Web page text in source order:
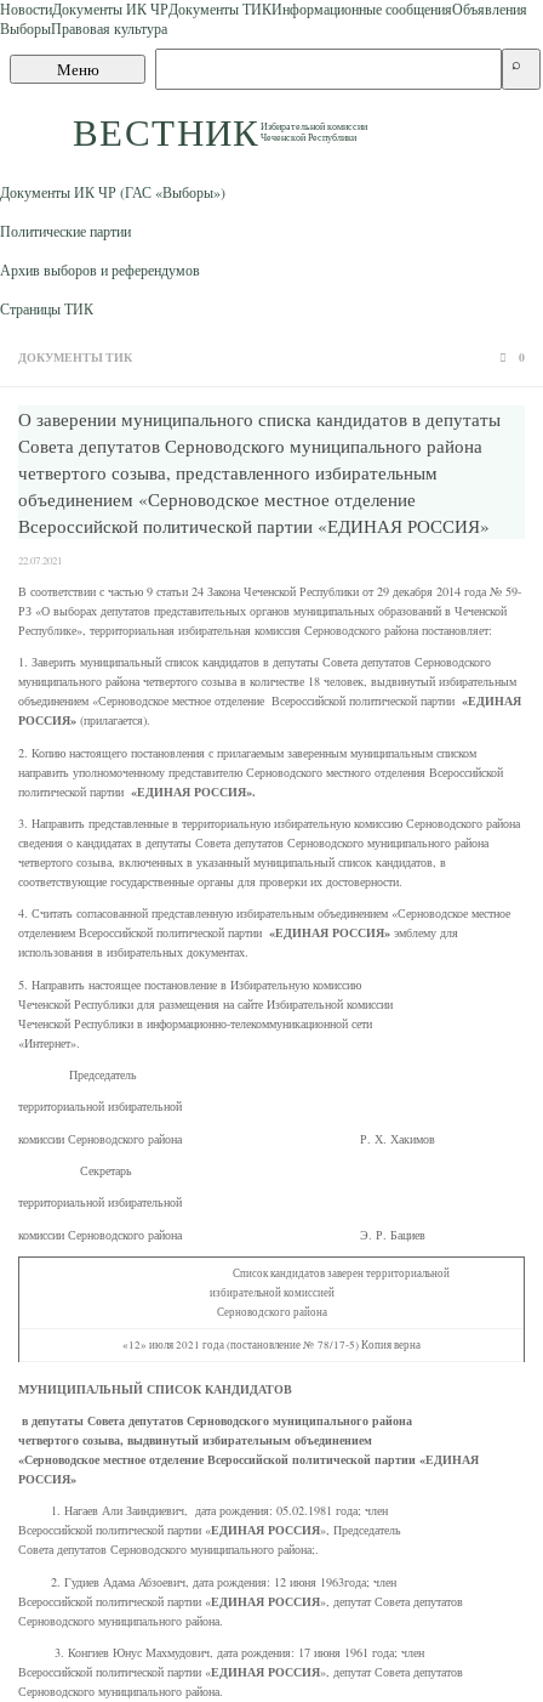
Skip to content
НовостиДокументы ИК ЧРДокументы ТИКИнформационные сообщенияОбъявления
ВыборыПравовая культура
Меню
ВЕСТНИКИзбирательной комиссии
Чеченской Республики
сайту
⌕
Документы ИК ЧР (ГАС «Выборы»)
Политические партии
Архив выборов и референдумов
Страницы ТИК
ДОКУМЕНТЫ ТИК 0
О заверении муниципального списка кандидатов в депутаты
Совета депутатов Серноводского муниципального района
четвертого созыва, представленного избирательным
объединением «Серноводское местное отделение
Всероссийской политической партии «ЕДИНАЯ РОССИЯ»
22.07.2021
В соответствии с частью 9 статьи 24 Закона Чеченской Республики от 29 декабря 2014 года № 59-
РЗ «О выборах депутатов представительных органов муниципальных образований в Чеченской
Республике», территориальная избирательная комиссия Серноводского района постановляет:
1. Заверить муниципальный список кандидатов в депутаты Совета депутатов Серноводского
муниципального района четвертого созыва в количестве 18 человек, выдвинутый избирательным
объединением «Серноводское местное отделение Всероссийской политической партии «ЕДИНАЯ
РОССИЯ» (прилагается).
2. Копию настоящего постановления с прилагаемым заверенным муниципальным списком
направить уполномоченному представителю Серноводского местного отделения Всероссийской
политической партии «ЕДИНАЯ РОССИЯ».
3. Направить представленные в территориальную избирательную комиссию Серноводского района
сведения о кандидатах в депутаты Совета депутатов Серноводского муниципального района
четвертого созыва, включенных в указанный муниципальный список кандидатов, в
соответствующие государственные органы для проверки их достоверности.
4. Считать согласованной представленную избирательным объединением «Серноводское местное
отделением Всероссийской политической партии «ЕДИНАЯ РОССИЯ» эмблему для
использования в избирательных документах.
5. Направить настоящее постановление в Избирательную комиссию
Чеченской Республики для размещения на сайте Избирательной комиссии
Чеченской Республики в информационно-телекоммуникационной сети
«Интернет».
Председатель
территориальной избирательной
комиссии Серноводского района Р. Х. Хакимов
Секретарь
территориальной избирательной
комиссии Серноводского района Э. Р. Бациев
Список кандидатов заверен территориальной
избирательной комиссией
Серноводского района
«12» июля 2021 года (постановление № 78/17-5) Копия верна
МУНИЦИПАЛЬНЫЙ СПИСОК КАНДИДАТОВ
в депутаты Совета депутатов Серноводского муниципального района
четвертого созыва, выдвинутый избирательным объединением
«Серноводское местное отделение Всероссийской политической партии «ЕДИНАЯ
РОССИЯ»
1. Нагаев Али Заиндиевич, дата рождения: 05.02.1981 года; член
Всероссийской политической партии «ЕДИНАЯ РОССИЯ», Председатель
Совета депутатов Серноводского муниципального района;.
2. Гудиев Адама Абзоевич, дата рождения: 12 июня 1963года; член
Всероссийской политической партии «ЕДИНАЯ РОССИЯ», депутат Совета депутатов
Серноводского муниципального района.
3. Конгиев Юнус Махмудович, дата рождения: 17 июня 1961 года; член
Всероссийской политической партии «ЕДИНАЯ РОССИЯ», депутат Совета депутатов
Серноводского муниципального района.